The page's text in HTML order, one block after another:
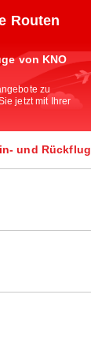
Routen
von KNO
zu
jetzt mit Ihrer
und Rückflug